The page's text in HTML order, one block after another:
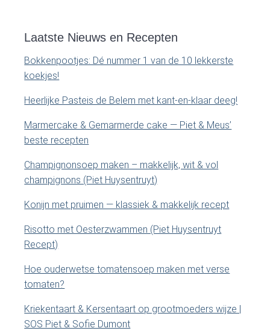
a
y
S
d
e
b
a
o
d
e
z
s
i
e
.
.
Laatste Nieuws en Recepten
Bokkenpootjes: Dé nummer 1 van de 10 lekkerste
koekjes!
Heerlijke Pasteis de Belem met kant-en-klaar deeg!
Marmercake & Gemarmerde cake — Piet & Meus’
beste recepten
Champignonsoep maken – makkelijk, wit & vol
champignons (Piet Huysentruyt)
Konijn met pruimen — klassiek & makkelijk recept
Risotto met Oesterzwammen (Piet Huysentruyt
Recept)
Hoe ouderwetse tomatensoep maken met verse
tomaten?
Kriekentaart & Kersentaart op grootmoeders wijze |
SOS Piet & Sofie Dumont